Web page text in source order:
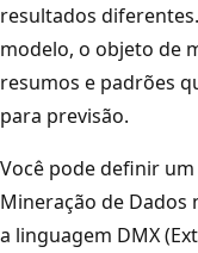
resultados
modelo, o objeto de
resumos e padrões
para previsão.
Você pode definir
Mineração de Dados
a linguagem DMX